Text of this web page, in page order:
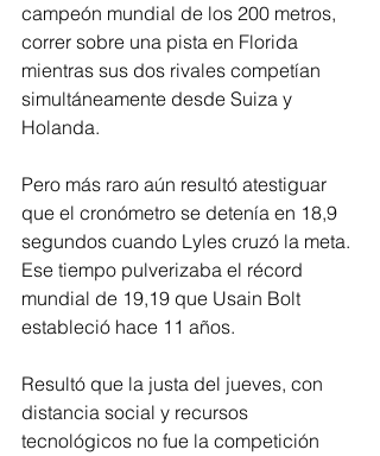
campeón mundial de los 200 metros,
correr sobre una pista en Florida
mientras sus dos rivales competían
simultáneamente desde Suiza y
Holanda.
Pero más raro aún resultó atestiguar
que el cronómetro se detenía en 18,9
segundos cuando Lyles cruzó la meta.
Ese tiempo pulverizaba el récord
mundial de 19,19 que Usain Bolt
estableció hace 11 años.
Resultó que la justa del jueves, con
distancia social y recursos
tecnológicos no fue la competición